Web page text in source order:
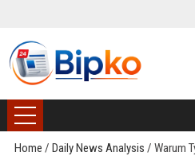
Home / Daily News Analysis / Warum